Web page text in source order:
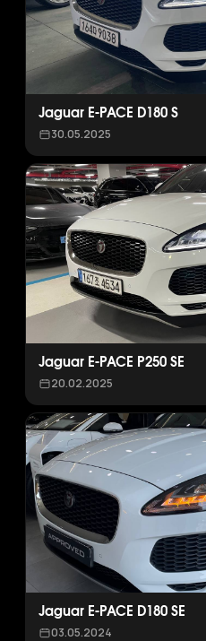
Jaguar E-PACE D180 S
30.05.2025
Jaguar E-PACE P250 SE
20.02.2025
Jaguar E-PACE D180 SE
03.05.2024